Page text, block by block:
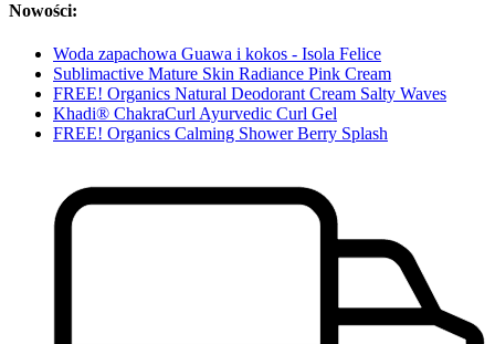
Nowości:
Woda zapachowa Guawa i kokos - Isola Felice
Sublimactive Mature Skin Radiance Pink Cream
FREE! Organics Natural Deodorant Cream Salty Waves
Khadi® ChakraCurl Ayurvedic Curl Gel
FREE! Organics Calming Shower Berry Splash